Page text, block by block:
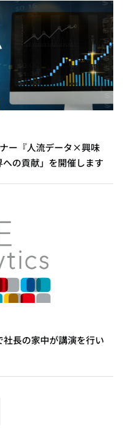
ー『人流データ×興味
の貢献」を開催します
社長の家中が講演を行い